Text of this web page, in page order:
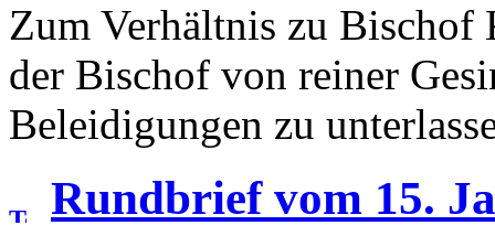
Zum Verhältnis zu Bischof
der Bischof von reiner
Beleidigungen zu
Rundbrief vom 15.